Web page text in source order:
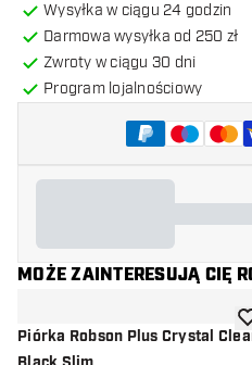
Wysyłka w ciągu 24 godzin
Darmowa wysyłka od 250 zł
Zwroty w ciągu 30 dni
Program lojalnościowy
MOŻE ZAINTERESUJĄ CIĘ
Piórka Robson Plus Crystal